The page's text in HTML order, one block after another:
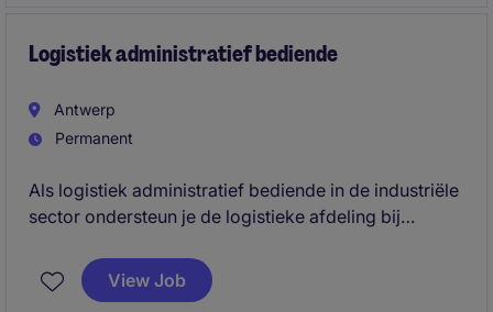
binnen de logistieke processen en voorraadbeheer.
Logistiek administratief bediende
Antwerp
Permanent
Als logistiek administratief bediende in de industriële
sector ondersteun je de logistieke afdeling bij
draagt bij aan een vlotte werking van de logistieke
processen. Het bedrijf is gelegen in regio Antwerpen
View Job